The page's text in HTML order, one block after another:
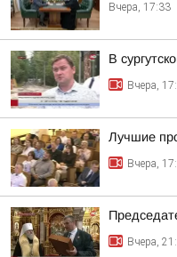
Вчера, 17:33
В
Вчера,
Лучшие
Вчера,
Вчера,